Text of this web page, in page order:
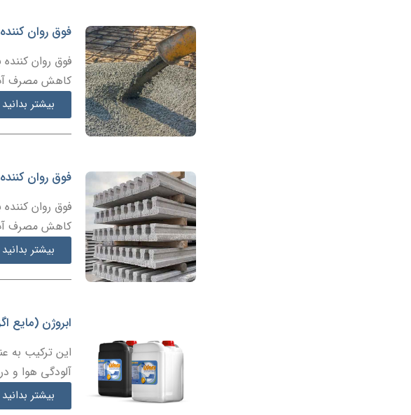
فوق روان
کاهش مصرف
بیشتر بدانید
فوق روان
کاهش مصرف
بیشتر بدانید
ابروژن (مایع
آلودگی هوا و
بیشتر بدانید